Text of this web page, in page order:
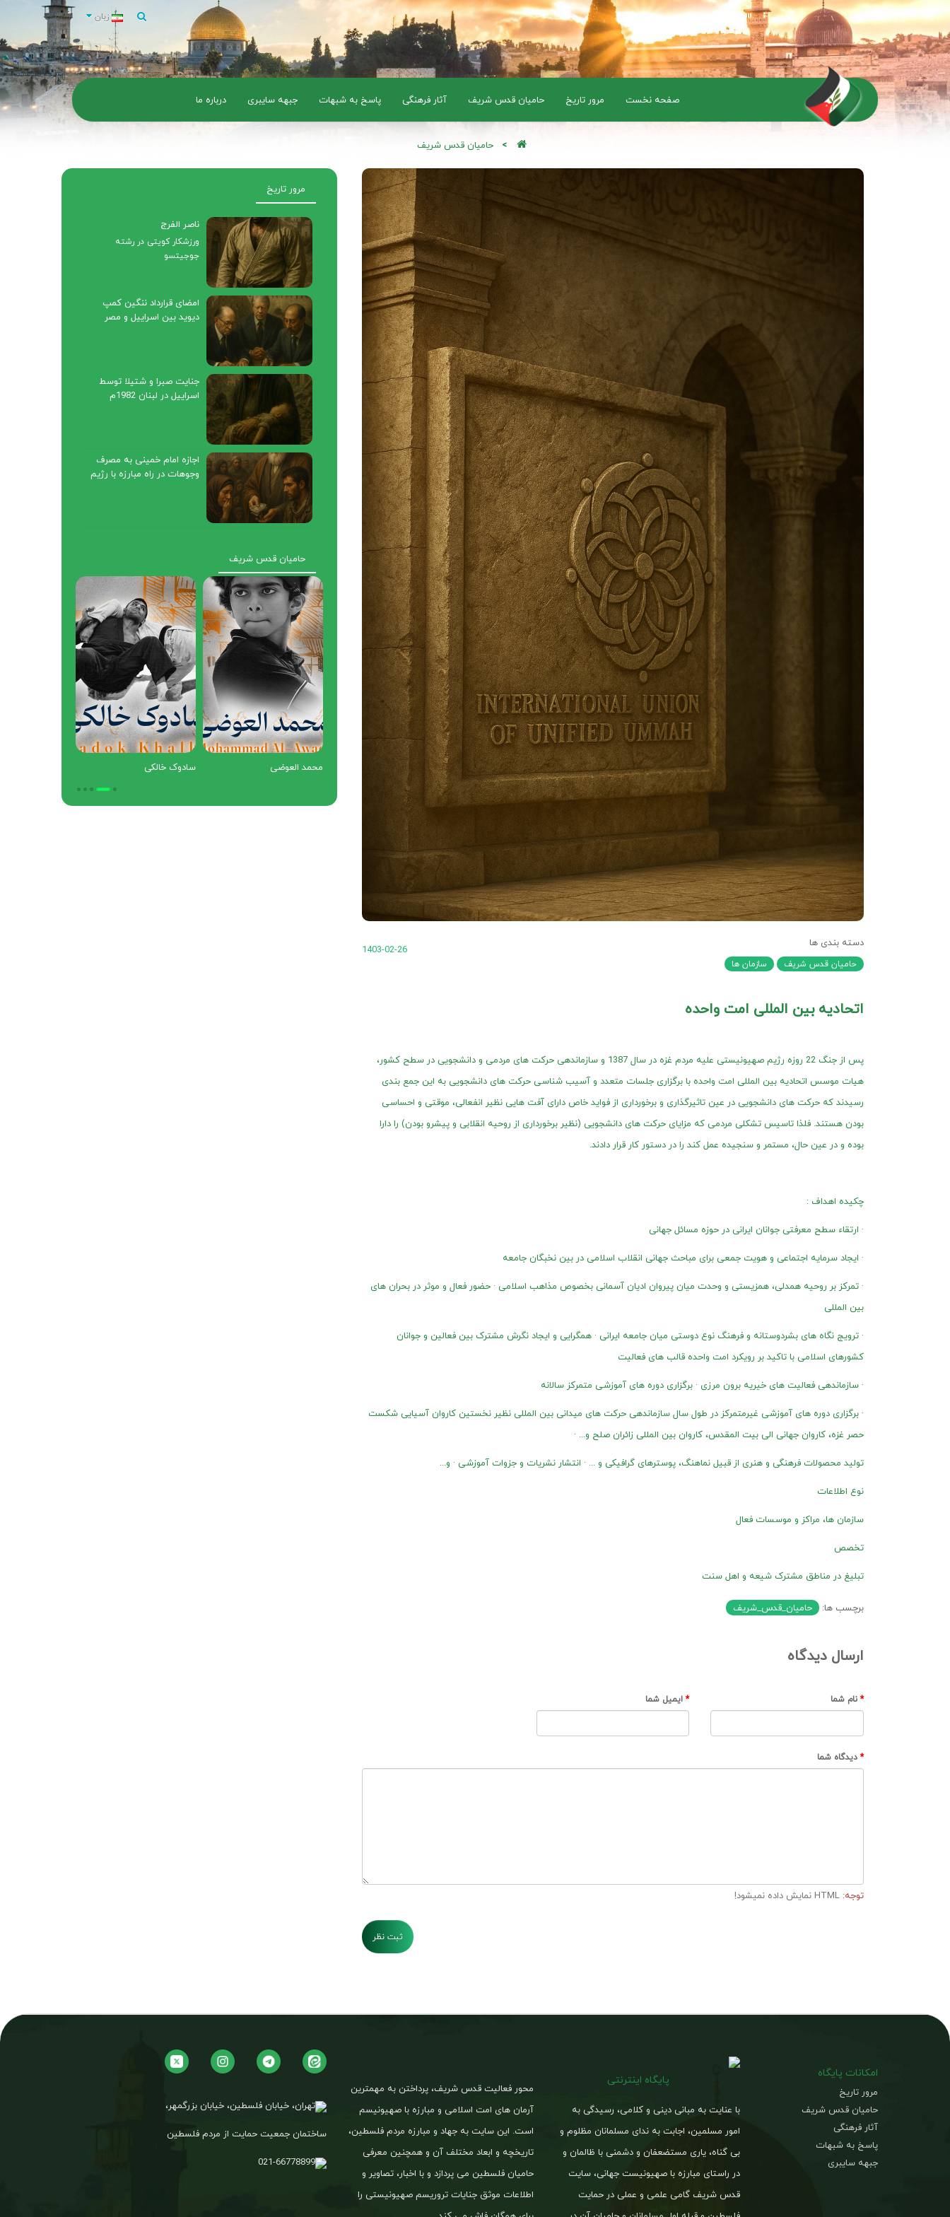
زبان
صفحه نخست مرور تاریخ حامیان قدس شریف آثار فرهنگی پاسخ به شبهات جبهه سایبری درباره ما
حامیان قدس شریف
1403-02-26 دسته بندی ها
حامیان قدس شریف سازمان ها
اتحادیه بین المللی امت واحده
پس از جنگ 22 روزه رژیم صهیونیستی علیه مردم غزه در سال 1387 و سازماندهی حرکت های مردمی و دانشجویی در سطح کشور،
هیات موسس اتحادیه بین المللی امت واحده با برگزاری جلسات متعدد و آسیب شناسی حرکت های دانشجویی به این جمع بندی
رسیدند که حرکت های دانشجویی در عین تاثیرگذاری و برخورداری از فواید خاص دارای آفت هایی نظیر انفعالی، موقتی و احساسی
بودن هستند. فلذا تاسیس تشکلی مردمی که مزایای حرکت های دانشجویی (نظیر برخورداری از روحیه انقلابی و پیشرو بودن) را دارا
بوده و در عین حال، مستمر و سنجیده عمل کند را در دستور کار قرار دادند.
چکیده اهداف :
· ارتقاء سطح معرفتی جوانان ایرانی در حوزه مسائل جهانی
· ایجاد سرمایه اجتماعی و هویت جمعی برای مباحث جهانی انقلاب اسلامی در بین نخبگان جامعه
· تمرکز بر روحیه همدلی، همزیستی و وحدت میان پیروان ادیان آسمانی بخصوص مذاهب اسلامی · حضور فعال و موثر در بحران های
بین المللی
· ترویج نگاه های بشردوستانه و فرهنگ نوع دوستی میان جامعه ایرانی · همگرایی و ایجاد نگرش مشترک بین فعالین و جوانان
کشورهای اسلامی با تاکید بر رویکرد امت واحده قالب های فعالیت
· سازماندهی فعالیت های خیریه برون مرزی · برگزاری دوره های آموزشی متمرکز سالانه
· برگزاری دوره های آموزشی غیرمتمرکز در طول سال سازماندهی حرکت های میدانی بین المللی نظیر نخستین کاروان آسیایی شکست
حصر غزه، کاروان جهانی الی بیت المقدس، کاروان بین المللی زائران صلح و... ·
تولید محصولات فرهنگی و هنری از قبیل نماهنگ، پوسترهای گرافیکی و ... · انتشار نشریات و جزوات آموزشی · و...
نوع اطلاعات
سازمان ها، مراکز و موسسات فعال
تخصص
تبلیغ در مناطق مشترک شیعه و اهل سنت
برچسب ها: حامیان_قدس_شریف
ارسال دیدگاه
نام شما ایمیل شما
دیدگاه شما
توجه:
ثبت نظر
مرور تاریخ
ناصر الفرج
ورزشکار کویتی در رشته
جوجیتسو
امضای قرارداد ننگین کمپ
دیوید بین اسراییل و مصر
جنایت صبرا و شتیلا توسط
اسراییل در لبنان 1982م
اجازه امام خمینی به مصرف
وجوهات در راه مبارزه با رژیم
حامیان قدس شریف
محمد العوضی ناصر الفرج تیم تنیس ایران
یاسین خسروی: مدال طلایم را
به مردم فلسطین تقدیم
می‌کنم
سادوک خالکی
امکانات پایگاه
مرور تاریخ
حامیان قدس شریف
آثار فرهنگی
پاسخ به شبهات
جبهه سایبری
پایگاه اینترنتی
با عنایت به مبانی دینی و کلامی، رسیدگی به
امور مسلمین، اجابت به ندای مسلمانان مظلوم و
بی گناه، یاری مستضعفان و دشمنی با ظالمان و
در راستای مبارزه با صهیونیست جهانی، سایت
قدس شریف گامی علمی و عملی در حمایت
محور فعالیت قدس شریف، پرداختن به مهمترین
آرمان های امت اسلامی و مبارزه با صهیونیسم
است. این سایت به جهاد و مبارزه مردم فلسطین،
تاریخچه و ابعاد مختلف آن و همچنین معرفی
حامیان فلسطین می پردازد و با اخبار، تصاویر و
اطلاعات موثق جنایات تروریسم صهیونیستی را
تهران، خیابان فلسطین، خیابان بزرگمهر،
ساختمان جمعیت حمایت از مردم فلسطین
021-66778899